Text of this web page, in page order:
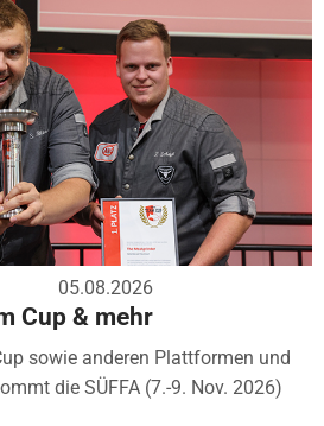
05.08.2026
Cup & mehr
sowie anderen Plattformen und
die SÜFFA (7.-9. Nov. 2026)